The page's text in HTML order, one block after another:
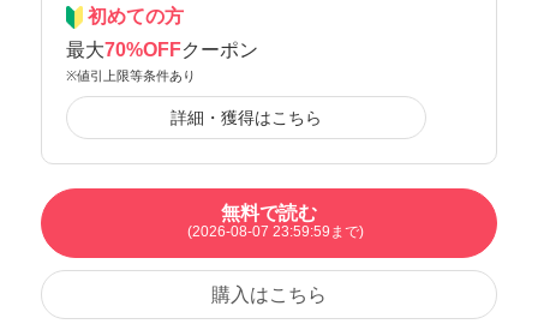
初めての方
最大70%OFFクーポン
※値引上限等条件あり
詳細・獲得はこちら
無料で読む
(2026-08-07 23:59:59まで)
購入はこちら